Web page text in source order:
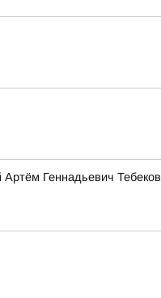
Геннадьевич Тебеков